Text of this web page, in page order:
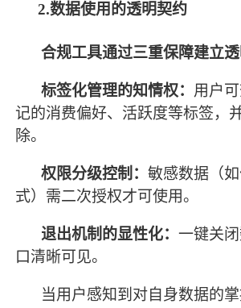
2.数据使用的透明契约
合规工具通过三重保障建立透
标签化管理的知情权： 用户
记的消费偏好、活跃度等标签，
除。
权限分级控制：敏感数据（
式）需二次授权才可使用。
退出机制的显性化：一键关
口清晰可见。
当用户感知到对自身数据的